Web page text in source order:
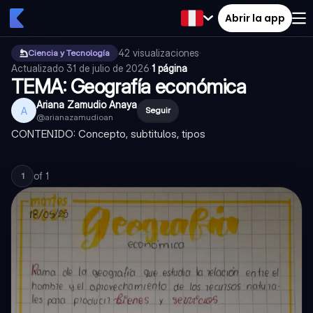
Abrir la app
Ciencia y Tecnología 42 visualizaciones·
Actualizado 31 de julio de 2026·1 página
TEMA: Geografía económica
A Ariana Zamudio Anaya
@arianazamudioan
Seguir
CONTENIDO: Concepto, subtitulos, tipos
1 of 1